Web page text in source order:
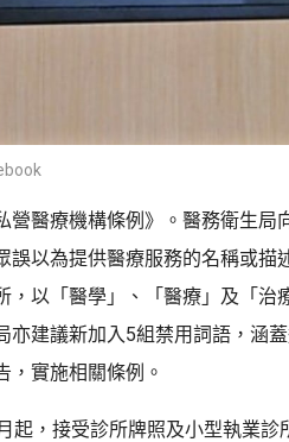
營醫療機構條例》。醫務衛生局
誤以為提供醫療服務的名稱或描
，以「醫學」、「醫療」及「治
亦建議新加入5組禁用詞語，涵
，實施相關條例。
起，接受診所牌照及小型執業